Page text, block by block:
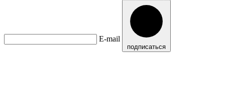
E-mail
подписаться